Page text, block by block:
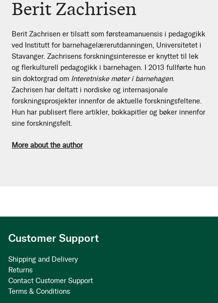
Berit Zachrisen
Berit Zachrisen er tilsatt som førsteamanuensis i pedagogikk
ved Institutt for barnehagelærerutdanningen, Universitetet i
Stavanger. Zachrisens forskningsinteresse er knyttet til lek
og flerkulturell pedagogikk i barnehagen. I 2013 fullførte hun
sin doktorgrad om Interetniske møter i barnehagen.
Zachrisen har deltatt i nordiske og internasjonale
forskningsprosjekter innenfor de aktuelle forskningsfeltene.
Hun har publisert flere artikler, bokkapitler og bøker innenfor
sine forskningsfelt.
More about the author
Customer Support
Shipping and Delivery
Returns
Contact Customer Support
Terms & Conditions